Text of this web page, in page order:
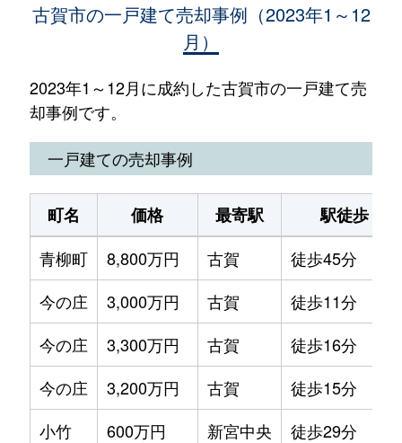
古賀市の一戸建て売却事例（2023年1～12
月）
2023年1～12月に成約した古賀市の一戸建て売
却事例です。
一戸建ての売却事例
町名 価格 最寄駅
駅徒歩
青柳町
8,800万円 古賀
徒歩45分
今の庄
3,000万円 古賀
徒歩11分
今の庄
3,300万円 古賀
徒歩16分
今の庄
3,200万円 古賀
徒歩15分
小竹
600万円 新宮中央
徒歩29分